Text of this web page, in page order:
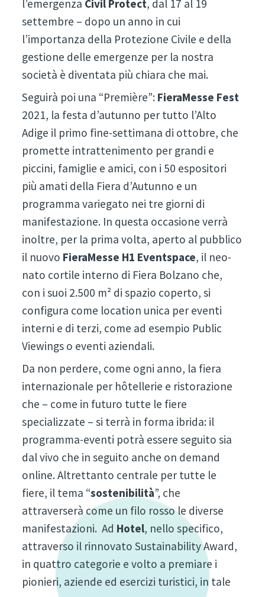
l’emergenza Civil Protect, dal 17 al 19
settembre – dopo un anno in cui
l’importanza della Protezione Civile e della
gestione delle emergenze per la nostra
società è diventata più chiara che mai.
Seguirà poi una “Première”: FieraMesse Fest
2021, la festa d’autunno per tutto l’Alto
Adige il primo fine-settimana di ottobre, che
promette intrattenimento per grandi e
piccini, famiglie e amici, con i 50 espositori
più amati della Fiera d’Autunno e un
programma variegato nei tre giorni di
manifestazione. In questa occasione verrà
inoltre, per la prima volta, aperto al pubblico
il nuovo FieraMesse H1 Eventspace, il neo-
nato cortile interno di Fiera Bolzano che,
con i suoi 2.500 m² di spazio coperto, si
configura come location unica per eventi
interni e di terzi, come ad esempio Public
Viewings o eventi aziendali.
Da non perdere, come ogni anno, la fiera
internazionale per hôtellerie e ristorazione
che – come in futuro tutte le fiere
specializzate – si terrà in forma ibrida: il
programma-eventi potrà essere seguito sia
dal vivo che in seguito anche on demand
online. Altrettanto centrale per tutte le
fiere, il tema “sostenibilità”, che
attraverserà come un filo rosso le diverse
manifestazioni. Ad Hotel, nello specifico,
attraverso il rinnovato Sustainability Award,
in quattro categorie e volto a premiare i
pionieri, aziende ed esercizi turistici, in tale